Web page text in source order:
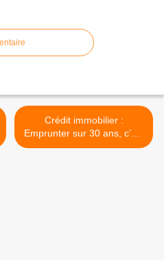
Crédit immobilier :
Emprunter sur 30 ans, c’est
de nouveau possible … >